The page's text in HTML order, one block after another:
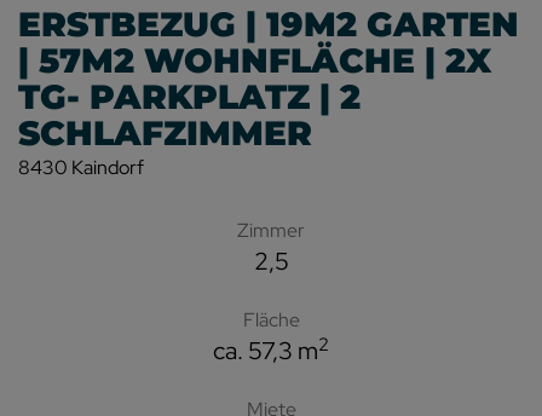
ERSTBEZUG | 19M2 GARTEN
| 57M2 WOHNFLÄCHE | 2X
TG- PARKPLATZ | 2
SCHLAFZIMMER
8430 Kaindorf
Zimmer
2,5
Fläche
ca. 57,3 m2
Miete